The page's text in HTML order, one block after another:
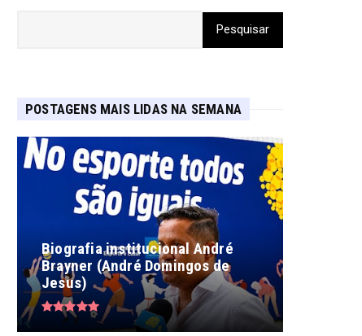
POSTAGENS MAIS LIDAS NA SEMANA
Biografia institucional André
Brayner (André Domingos de
Jesus)